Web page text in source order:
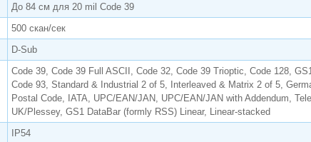
До 84 см для 20 mil Code 39
500 скан/сек
D-Sub
Code 39, Code 39 Full ASCII, Code 32, Code 39 Trioptic, Code 128,
Code 93, Standard & Industrial 2 of 5, Interleaved & Matrix 2 of 5,
Postal Code, IATA, UPC/EAN/JAN, UPC/EAN/JAN with Addendum,
UK/Plessey, GS1 DataBar (formly RSS) Linear, Linear-stacked
IP54